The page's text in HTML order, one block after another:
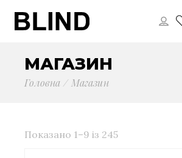
МАГАЗИН
Головна Магазин
Показано 1–9 із 245